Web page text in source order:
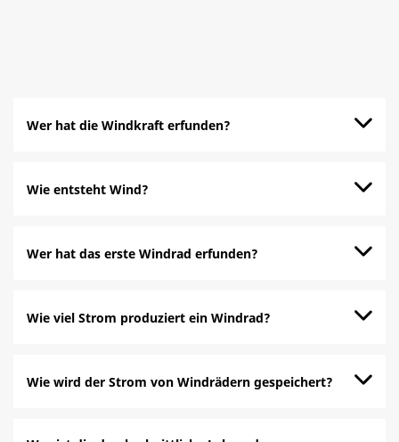
Wer hat die Windkraft erfunden?
Wie entsteht Wind?
Wer hat das erste Windrad erfunden?
Wie viel Strom produziert ein Windrad?
Wie wird der Strom von Windrädern gespeichert?